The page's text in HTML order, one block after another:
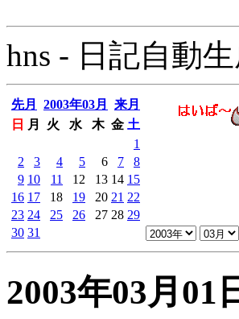
hns - 日記自動
先月 2003年03月
来月
日
月 火 水 木 金 土
1
2
3 4 5 6 7
8
9 10 11 12 13 14 15
16 17 18 19 20 21 22
23 24 25 26 27 28 29
30 31
2003年03月01